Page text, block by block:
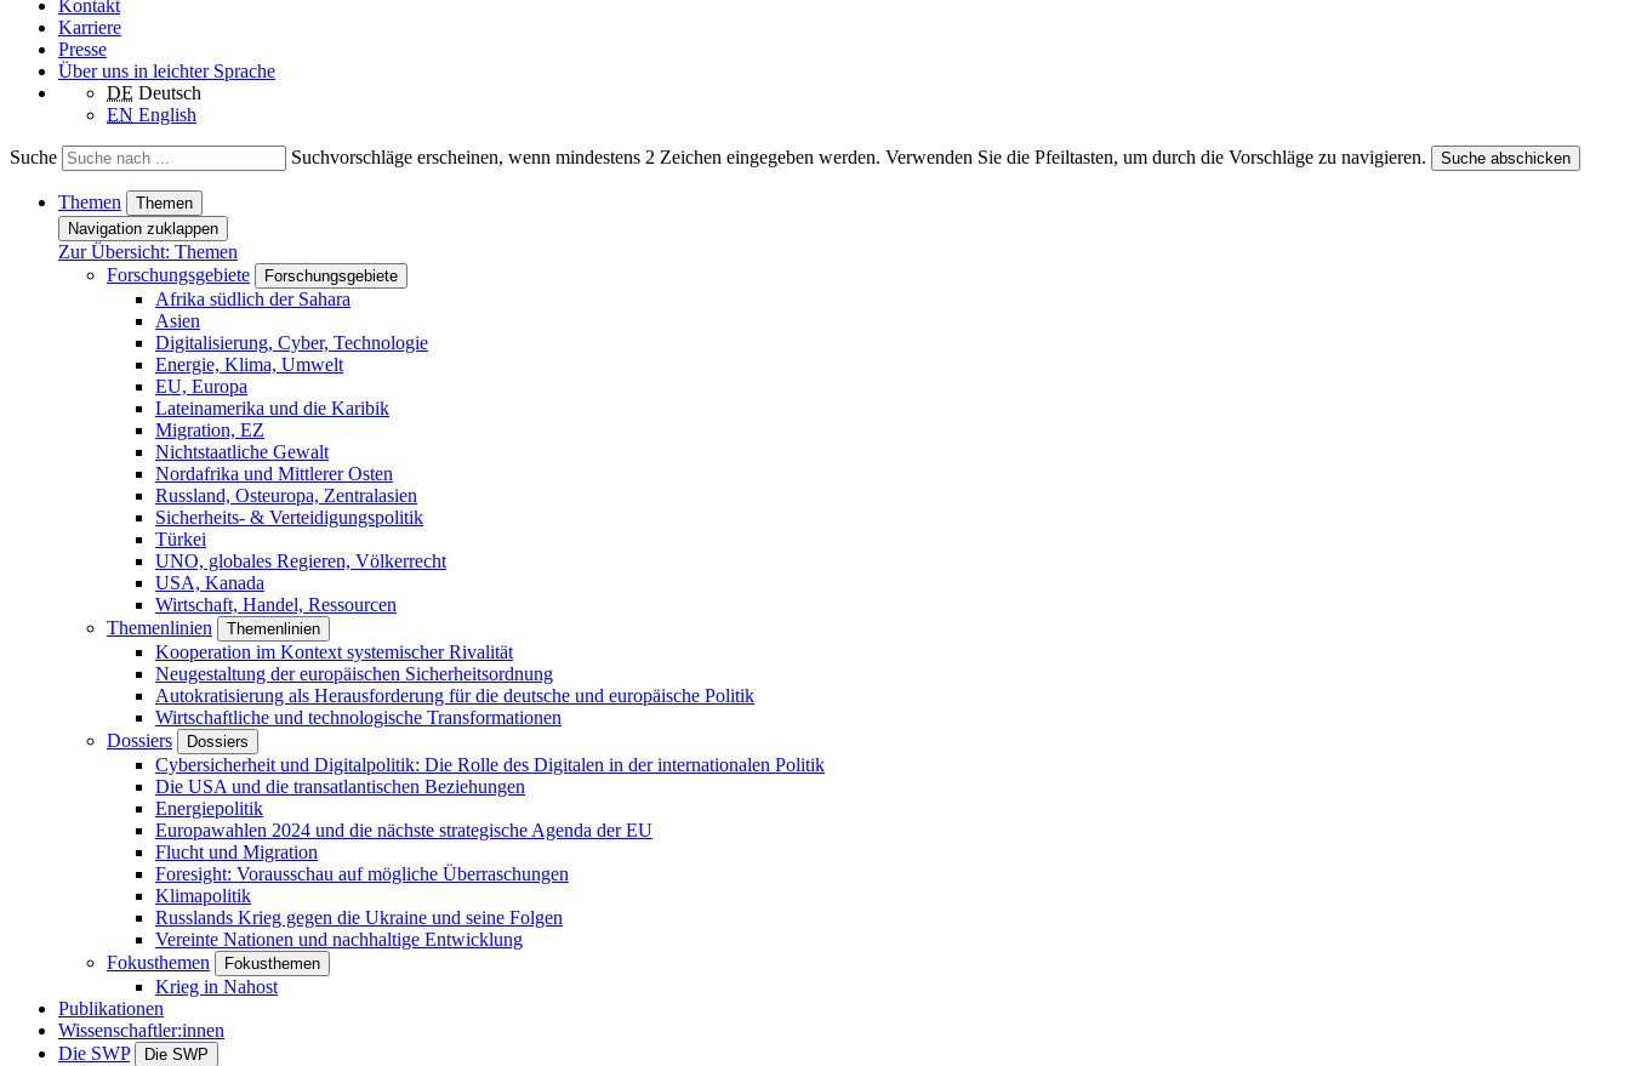
Kontakt
Karriere
Presse
Über uns in leichter Sprache
DE Deutsch
EN English
Suche Suchvorschläge erscheinen, wenn mindestens 2 Zeichen eingegeben werden. Verwenden Sie die Pfeiltasten, um durch die Vorschläge zu navigieren. Suche abschicken
Themen
Themen
Navigation zuklappen
Zur Übersicht: Themen
Forschungsgebiete
Forschungsgebiete
Afrika südlich der Sahara
Asien
Digitalisierung, Cyber, Technologie
Energie, Klima, Umwelt
EU, Europa
Lateinamerika und die Karibik
Migration, EZ
Nichtstaatliche Gewalt
Nordafrika und Mittlerer Osten
Russland, Osteuropa, Zentralasien
Sicherheits- & Verteidigungspolitik
Türkei
UNO, globales Regieren, Völkerrecht
USA, Kanada
Wirtschaft, Handel, Ressourcen
Themenlinien
Themenlinien
Kooperation im Kontext systemischer Rivalität
Neugestaltung der europäischen Sicherheitsordnung
Autokratisierung als Herausforderung für die deutsche und europäische Politik
Wirtschaftliche und technologische Transformationen
Dossiers
Dossiers
Cybersicherheit und Digitalpolitik: Die Rolle des Digitalen in der internationalen Politik
Die USA und die transatlantischen Beziehungen
Energiepolitik
Europawahlen 2024 und die nächste strategische Agenda der EU
Flucht und Migration
Foresight: Vorausschau auf mögliche Überraschungen
Klimapolitik
Russlands Krieg gegen die Ukraine und seine Folgen
Vereinte Nationen und nachhaltige Entwicklung
Fokusthemen
Fokusthemen
Krieg in Nahost
Publikationen
Wissenschaftler:innen
Die SWP
Die SWP